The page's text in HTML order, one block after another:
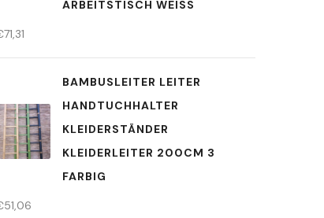
ARBEITSTISCH WEISS
71,31
BAMBUSLEITER LEITER
HANDTUCHHALTER
KLEIDERSTÄNDER
KLEIDERLEITER 200CM 3
FARBIG
51,06